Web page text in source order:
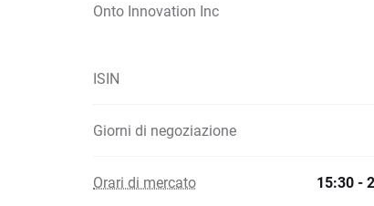
Onto Innovation Inc
ISIN
Giorni di negoziazione
Orari di mercato 15:30 -